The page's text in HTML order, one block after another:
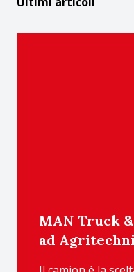
MAN Truck
ad